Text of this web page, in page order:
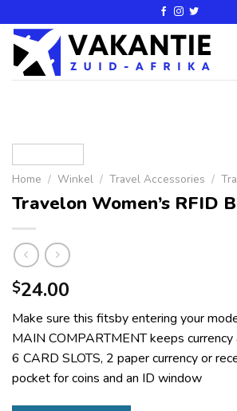
Home / Winkel / Travel Accessories /
Travelon Women’s RFID
$24.00
Make sure this fitsby entering your
MAIN COMPARTMENT keeps currency
6 CARD SLOTS, 2 paper currency or
pocket for coins and an ID window